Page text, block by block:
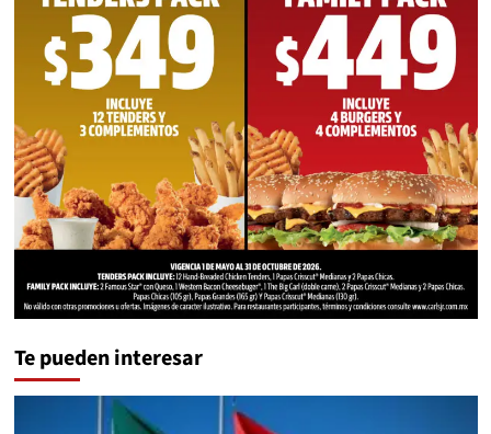
Te pueden interesar